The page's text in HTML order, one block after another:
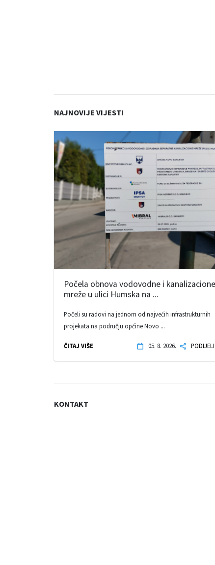
NAJNOVIJE VIJESTI
Počela obnova vodovodne i kanalizacione
mreže u ulici Humska na ...
Počeli su radovi na jednom od najvećih infrastrukturnih
projekata na području općine Novo ...
ČITAJ VIŠE 05. 8. 2026. PODIJELI
KONTAKT